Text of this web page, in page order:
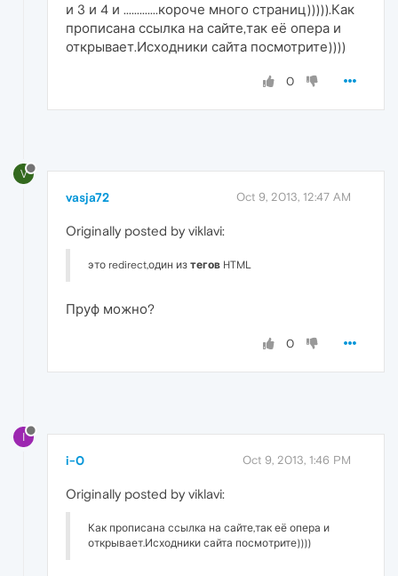
и 3 и 4 и .............короче много страниц))))).Как
прописана ссылка на сайте,так её опера и
открывает.Исходники сайта посмотрите))))
0
V
vasja72 Oct 9, 2013, 12:47 AM
Originally posted by viklavi:
это redirect,один из тегов HTML
Пруф можно?
0
I
i-0 Oct 9, 2013, 1:46 PM
Originally posted by viklavi:
Как прописана ссылка на сайте,так её опера и
открывает.Исходники сайта посмотрите))))